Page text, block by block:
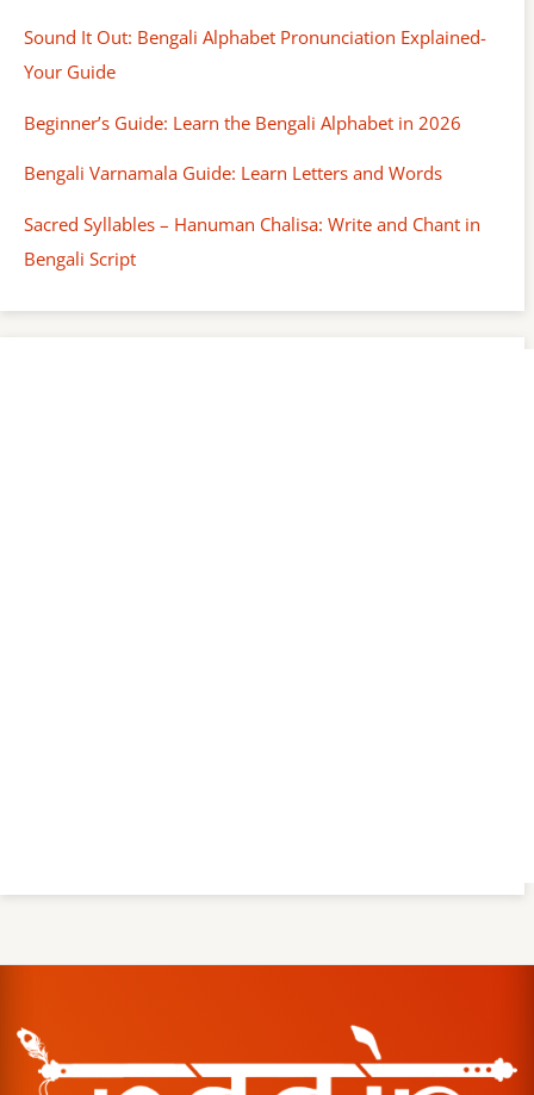
Sound It Out: Bengali Alphabet Pronunciation Explained-
Your Guide
Beginner’s Guide: Learn the Bengali Alphabet in 2026
Bengali Varnamala Guide: Learn Letters and Words
Sacred Syllables – Hanuman Chalisa: Write and Chant in
Bengali Script